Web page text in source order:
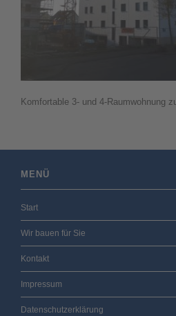
Komfortable 3- und 4-Raumwohnung
MENÜ
Start
Wir bauen für Sie
Kontakt
Impressum
Datenschutzerklärung